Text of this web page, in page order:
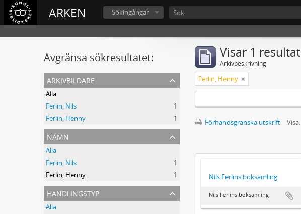
ARKEN Sökingångar
Avgränsa sökresultatet:
arkivbildare
Alla
Ferlin, Nils
1
Ferlin, Henny
1
namn
Alla
Ferlin, Nils
1
Ferlin, Henny
1
handlingstyp
Alla
Visar 1 resultat
Arkivbeskrivning
Ferlin, Henny
Förhandsgranska utskrift
Visa:
Nils Ferlins boksamling
Nils Ferlins boksamling